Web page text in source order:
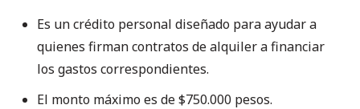
Es un crédito personal diseñado para ayudar a
quienes firman contratos de alquiler a financiar
los gastos correspondientes.
El monto máximo es de $750.000 pesos.